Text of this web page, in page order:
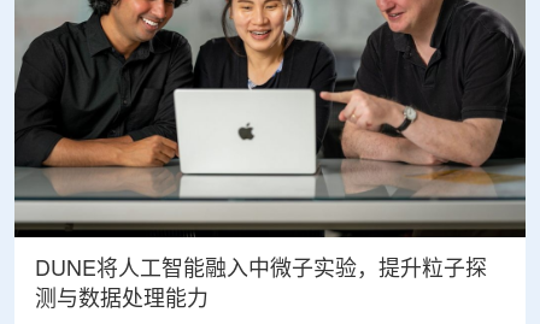
DUNE将人工智能融入中微子实验，提升粒子探
测与数据处理能力